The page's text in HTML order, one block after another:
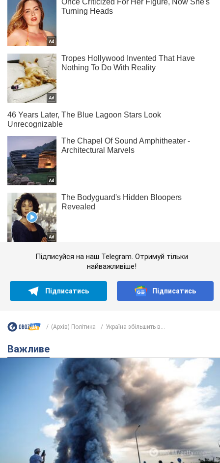
Підписуйся на наш Telegram. Отримуй тільки
найважливіше!
Підписатись Підписатись
(Архів) Політика Україна збільшить в...
Важливе